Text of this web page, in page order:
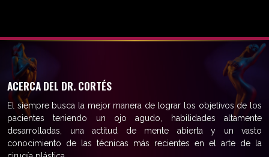
ACERCA DEL DR. CORTÉS
El siempre busca la mejor manera de lograr los objetivos de los
pacientes teniendo un ojo agudo, habilidades altamente
desarrolladas, una actitud de mente abierta y un vasto
conocimiento de las técnicas más recientes en el arte de la